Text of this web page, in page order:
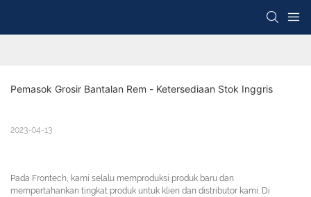
Pemasok Grosir Bantalan Rem - Ketersediaan Stok Inggris
2023-04-13
Pada Frontech, kami selalu memproduksi produk baru dan
mempertahankan tingkat produk untuk klien dan distributor kami. Di